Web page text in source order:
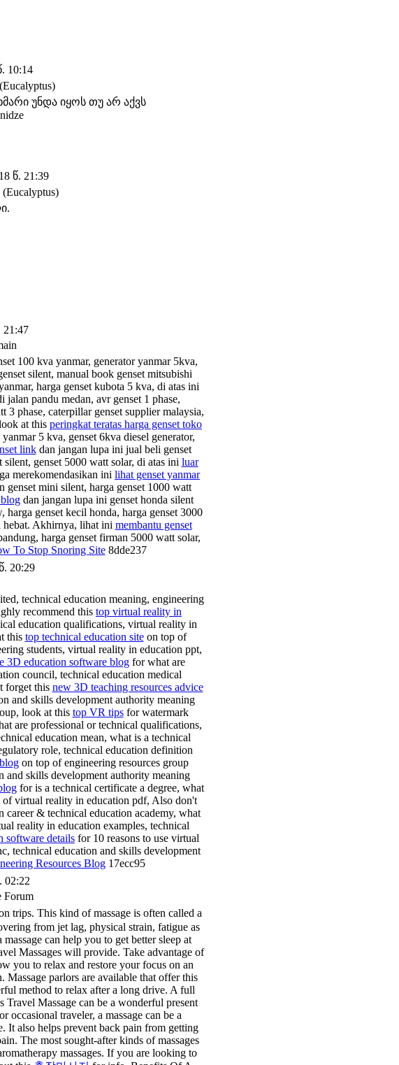
10:14
უნდა იყოს თუ არ აქვს
წ. 21:39
100 kva yanmar, generator yanmar 5kva,
silent, manual book genset mitsubishi
harga genset kubota 5 kva, di atas ini
jalan pandu medan, avr genset 1 phase,
3 phase, caterpillar genset supplier malaysia,
at this peringkat teratas harga genset toko
5 kva, genset 6kva diesel generator,
linkdan jangan lupa ini jual beli genset
genset 5000 watt solar, di atas ini luar
merekomendasikan ini lihat genset yanmar
mini silent, harga genset 1000 watt
dan jangan lupa ini genset honda silent
genset kecil honda, harga genset 3000
hebat. Akhirnya, lihat ini membantu genset
harga genset firman 5000 watt solar,
To Stop Snoring Site8dde237
20:29
technical education meaning, engineering
recommend this top virtual reality in
education qualifications, virtual reality in
this top technical education siteon top of
students, virtual reality in education ppt,
3D education software blogfor what are
council, technical education medical
forget this new 3D teaching resources advice
and skills development authority meaning
look at this top VR tipsfor watermark
are professional or technical qualifications,
education mean, what is a technical
role, technical education definition
on top of engineering resources group
and skills development authority meaning
for is a technical certificate a degree, what
of virtual reality in education pdf, Also don't
& technical education academy, what
reality in education examples, technical
software details for 10 reasons to use virtual
technical education and skills development
Resources Blog17ecc95
02:22
Forum
trips. This kind of massage is often called a
from jet lag, physical strain, fatigue as
can help you to get better sleep at
Massages will provide. Take advantage of
you to relax and restore your focus on an
Massage parlors are available that offer this
method to relax after a long drive. A full
Travel Massage can be a wonderful present
traveler, a massage can be a
also helps prevent back pain from getting
The most sought-after kinds of massages
massages. If you are looking to